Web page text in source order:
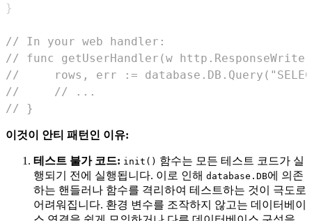
}
// In your web handler:
// func getUserHandler(w
//     rows, err :=
//     // ...
// }
이것이 안티 패턴인 이유:
테스트 불가 코드: init() 함수는 모든 테스트 코드가 실
행되기 전에 실행됩니다. 이로 인해 database.DB에 의존
하는 핸들러나 함수를 격리하여 테스트하는 것이 극도로
어려워집니다. 환경 변수를 조작하지 않고는 데이터베이